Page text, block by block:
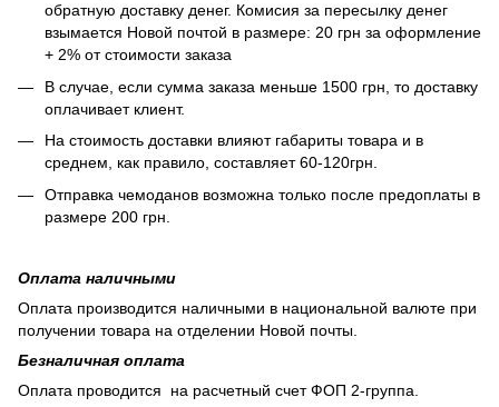
обратную доставку денег. Комисия за пересылку денег
взымается Новой почтой в размере: 20 грн за оформление
+ 2% от стоимости заказа
В случае, если сумма заказа меньше 1500 грн, то доставку
оплачивает клиент.
На стоимость доставки влияют габариты товара и в
среднем, как правило, составляет 60-120грн.
Отправка чемоданов возможна только после предоплаты в
размере 200 грн.
Оплата наличными
Оплата производится наличными в национальной валюте при
получении товара на отделении Новой почты.
Безналичная оплата
Оплата проводится на расчетный счет ФОП 2-группа.